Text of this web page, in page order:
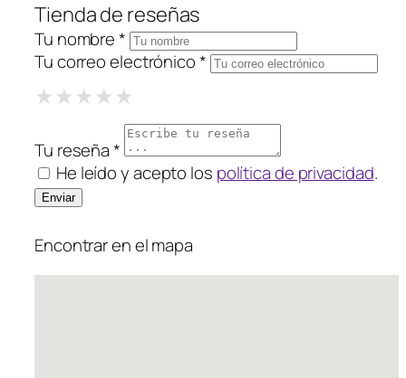
Tienda de reseñas
Tu nombre *
Tu correo electrónico *
★1 Star
★★2 Stars
★★★3 Stars
★★★★4 Stars
★★★★★
Tu reseña *
He leído y acepto los política de privacidad.
Encontrar en el mapa